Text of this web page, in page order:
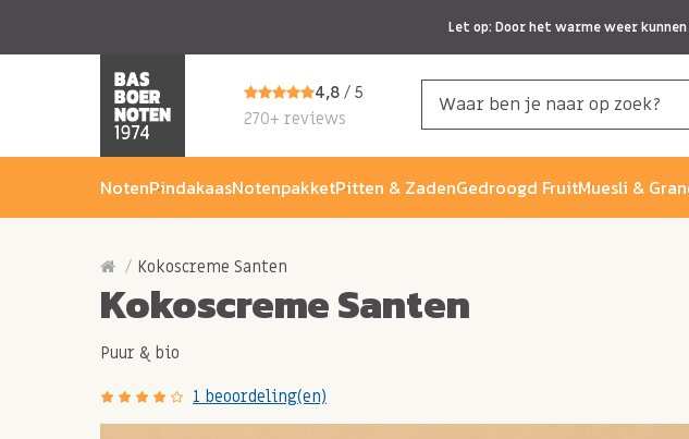
Let op: Door het warme weer
4,8/ 5
270+ reviews
NotenPindakaasNotenpakketPitten & ZadenGedroogd FruitMuesli &
Kokoscreme Santen
Kokoscreme Santen
Puur & bio
1 beoordeling(en)